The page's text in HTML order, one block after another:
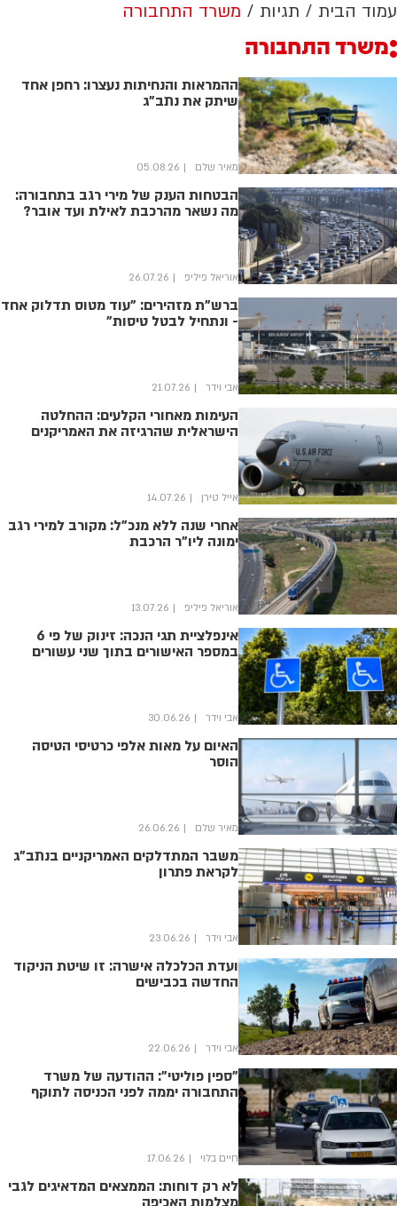
עמוד הבית תגיות משרד התחבורה
משרד התחבורה
ההמראות והנחיתות נעצרו: רחפן אחד
שיתק את נתב"ג
מאיר שלם 05.08.26
הבטחות הענק של מירי רגב בתחבורה:
מה נשאר מהרכבת לאילת ועד אובר?
אוריאל פיליפ 26.07.26
ברש"ת מזהירים: "עוד מטוס תדלוק אחד
- ונתחיל לבטל טיסות"
אבי וידר 21.07.26
העימות מאחורי הקלעים: ההחלטה
הישראלית שהרגיזה את האמריקנים
אייל טירן 14.07.26
אחרי שנה ללא מנכ"ל: מקורב למירי רגב
ימונה ליו"ר הרכבת
אוריאל פיליפ 13.07.26
אינפלציית תגי הנכה: זינוק של פי 6
במספר האישורים בתוך שני עשורים
אבי וידר 30.06.26
האיום על מאות אלפי כרטיסי הטיסה
הוסר
מאיר שלם 26.06.26
משבר המתדלקים האמריקניים בנתב"ג
לקראת פתרון
אבי וידר 23.06.26
ועדת הכלכלה אישרה: זו שיטת הניקוד
החדשה בכבישים
אבי וידר 22.06.26
"ספין פוליטי": ההודעה של משרד
התחבורה יממה לפני הכניסה לתוקף
חיים בלוי 17.06.26
לא רק דוחות: הממצאים המדאיגים לגבי